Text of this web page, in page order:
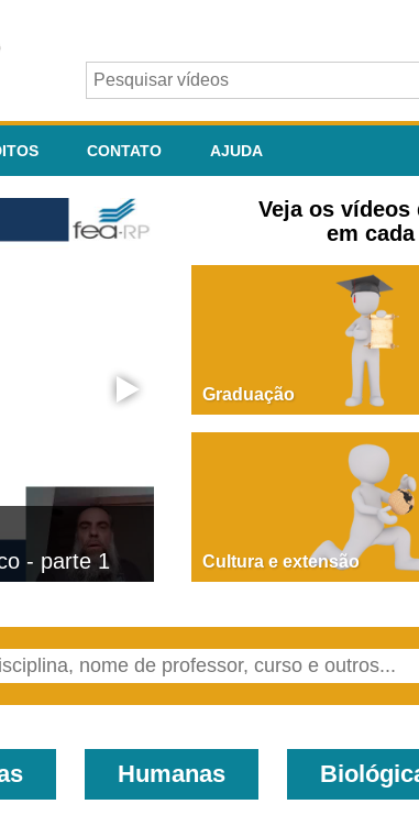
CONTATO AJUDA
- parte 1
Dire,
Veja os
em
Graduação
Cultura e extensão
Humanas